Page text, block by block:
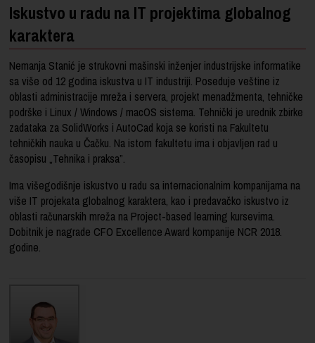
Iskustvo u radu na IT projektima globalnog
karaktera
Nemanja Stanić je strukovni mašinski inženjer industrijske informatike
sa više od 12 godina iskustva u IT industriji. Poseduje veštine iz
oblasti administracije mreža i servera, projekt menadžmenta, tehničke
podrške i Linux / Windows / macOS sistema. Tehnički je urednik zbirke
zadataka za SolidWorks i AutoCad koja se koristi na Fakultetu
tehničkih nauka u Čačku. Na istom fakultetu ima i objavljen rad u
časopisu „Tehnika i praksa”.
Ima višegodišnje iskustvo u radu sa internacionalnim kompanijama na
više IT projekata globalnog karaktera, kao i predavačko iskustvo iz
oblasti računarskih mreža na Project-based learning kursevima.
Dobitnik je nagrade CFO Excellence Award kompanije NCR 2018.
godine.